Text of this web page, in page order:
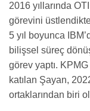
2016 yıllarında
görevini
5 yıl boyunca
bilişsel süreç
görev yaptı.
katılan Şayan,
ortaklarından biri